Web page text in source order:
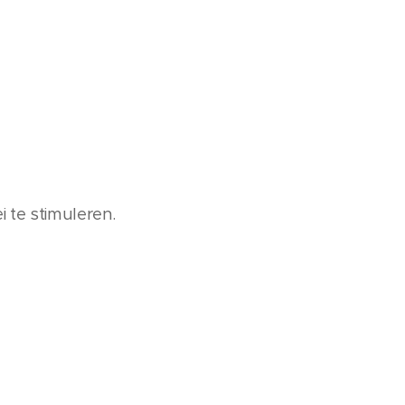
te stimuleren.